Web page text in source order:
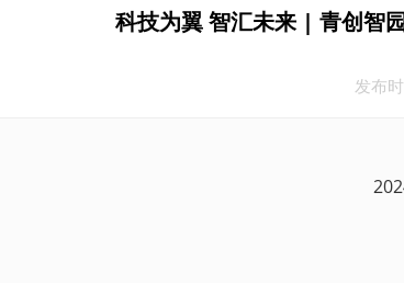
科技为翼 智汇未来 | 青创智
发布